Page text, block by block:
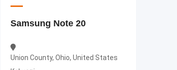
Samsung Note 20
Union County, Ohio, United States